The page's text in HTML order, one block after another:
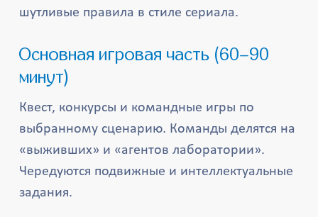
шутливые правила в стиле сериала.
Основная игровая часть (60–90
минут)
Квест, конкурсы и командные игры по
выбранному сценарию. Команды делятся на
«выживших» и «агентов лаборатории».
Чередуются подвижные и интеллектуальные
задания.